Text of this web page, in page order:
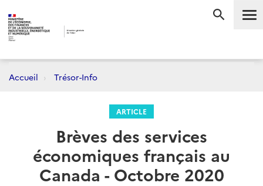
Accueil Trésor-Info
ARTICLE
Brèves des services
économiques français au
Canada - Octobre 2020